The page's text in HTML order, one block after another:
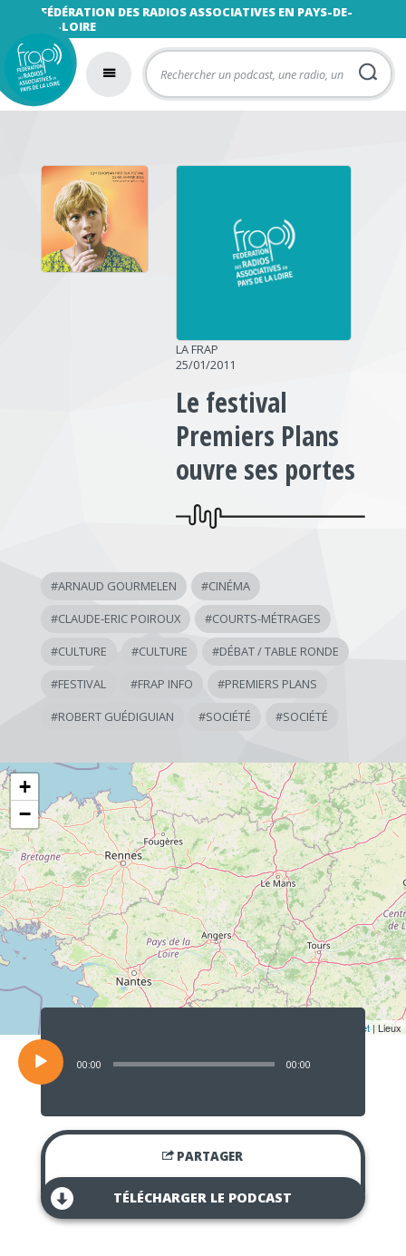
FÉDÉRATION DES RADIOS ASSOCIATIVES EN PAYS-DE-
LA-LOIRE
LA FRAP
25/01/2011
Le festival
Premiers Plans
ouvre ses portes
#ARNAUD GOURMELEN #CINÉMA
#CLAUDE-ERIC POIROUX #COURTS-MÉTRAGES
#CULTURE #CULTURE #DÉBAT / TABLE RONDE
#FESTIVAL #FRAP INFO #PREMIERS PLANS
#ROBERT GUÉDIGUIAN #SOCIÉTÉ #SOCIÉTÉ
+
−
Leaflet | Lieux
Lecteur
audio
00:00 00:00
PARTAGER
TÉLÉCHARGER LE PODCAST